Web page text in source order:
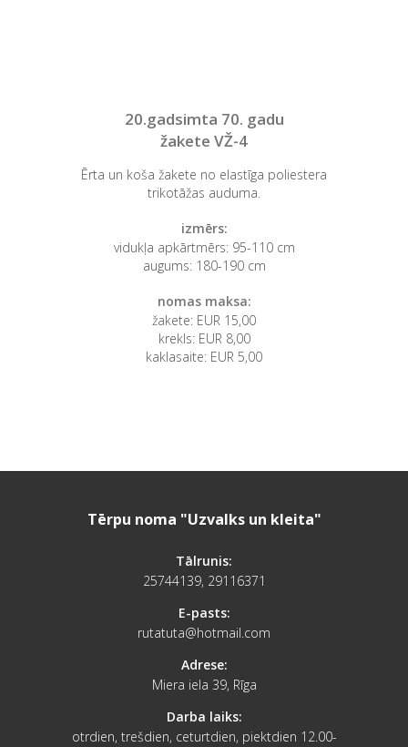
20.gadsimta 70. gadu
žakete VŽ-4
Ērta un koša žakete no elastīga poliestera
trikotāžas auduma.
izmērs:
vidukļa apkārtmērs: 95-110 cm
augums: 180-190 cm
nomas maksa:
žakete: EUR 15,00
krekls: EUR 8,00
kaklasaite: EUR 5,00
Tērpu noma "Uzvalks un kleita"
Tālrunis:
25744139, 29116371
E-pasts:
rutatuta@hotmail.com
Adrese:
Miera iela 39, Rīga
Darba laiks:
otrdien, trešdien, ceturtdien, piektdien 12.00-